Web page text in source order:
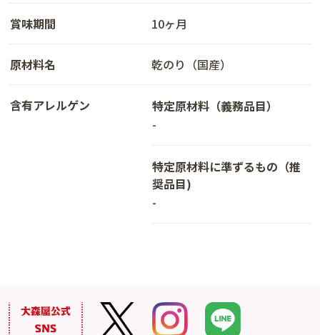
賞味期間 10ヶ月
原材料名 乾のり（国産）
含有アレルゲン
特定原材料（義務品目）
-
特定原材料に準ずるもの（推
奨品目)
-